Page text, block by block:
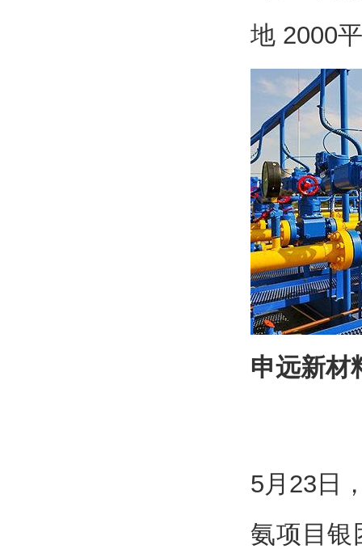
地 2000
申远新材
5月23日
氨项目银